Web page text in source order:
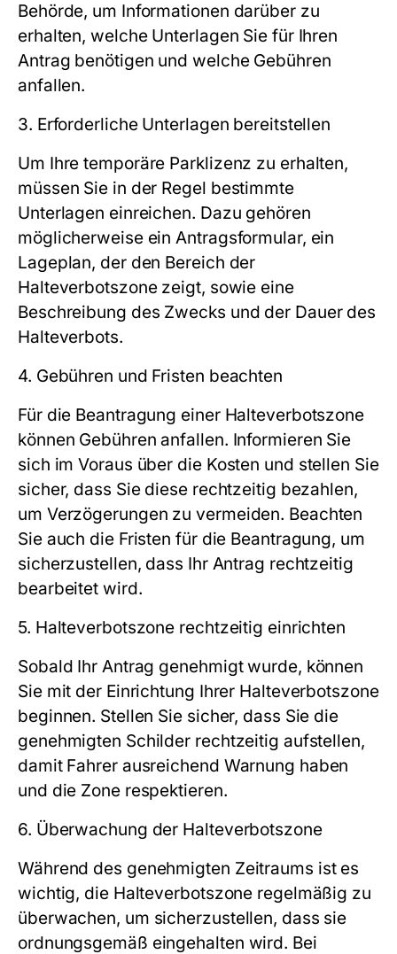
Behörde, um Informationen darüber zu
erhalten, welche Unterlagen Sie für Ihren
Antrag benötigen und welche Gebühren
anfallen.
3. Erforderliche Unterlagen bereitstellen
Um Ihre temporäre Parklizenz zu erhalten,
müssen Sie in der Regel bestimmte
Unterlagen einreichen. Dazu gehören
möglicherweise ein Antragsformular, ein
Lageplan, der den Bereich der
Halteverbotszone zeigt, sowie eine
Beschreibung des Zwecks und der Dauer des
Halteverbots.
4. Gebühren und Fristen beachten
Für die Beantragung einer Halteverbotszone
können Gebühren anfallen. Informieren Sie
sich im Voraus über die Kosten und stellen Sie
sicher, dass Sie diese rechtzeitig bezahlen,
um Verzögerungen zu vermeiden. Beachten
Sie auch die Fristen für die Beantragung, um
sicherzustellen, dass Ihr Antrag rechtzeitig
bearbeitet wird.
5. Halteverbotszone rechtzeitig einrichten
Sobald Ihr Antrag genehmigt wurde, können
Sie mit der Einrichtung Ihrer Halteverbotszone
beginnen. Stellen Sie sicher, dass Sie die
genehmigten Schilder rechtzeitig aufstellen,
damit Fahrer ausreichend Warnung haben
und die Zone respektieren.
6. Überwachung der Halteverbotszone
Während des genehmigten Zeitraums ist es
wichtig, die Halteverbotszone regelmäßig zu
überwachen, um sicherzustellen, dass sie
ordnungsgemäß eingehalten wird. Bei